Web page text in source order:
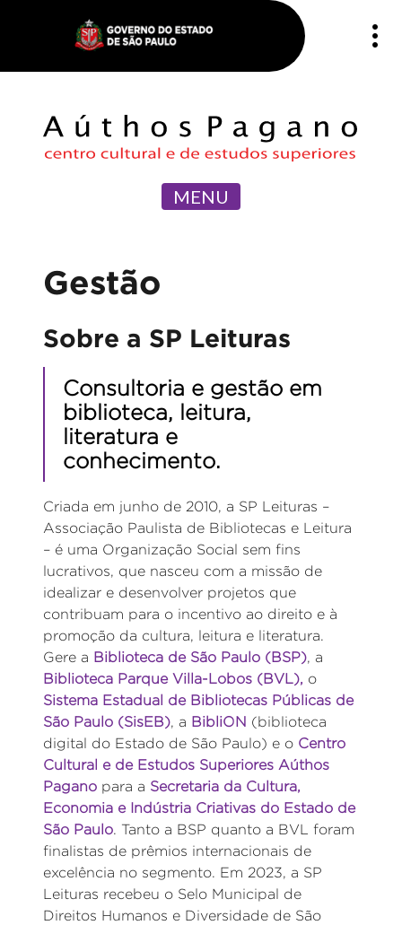
MENU
Gestão
Sobre a SP Leituras
Consultoria e gestão em
biblioteca, leitura,
literatura e
conhecimento.
Criada em junho de 2010, a SP Leituras –
Associação Paulista de Bibliotecas e Leitura
– é uma Organização Social sem fins
lucrativos, que nasceu com a missão de
idealizar e desenvolver projetos que
contribuam para o incentivo ao direito e à
promoção da cultura, leitura e literatura.
Gere a Biblioteca de São Paulo (BSP), a
Biblioteca Parque Villa-Lobos (BVL), o
Sistema Estadual de Bibliotecas Públicas de
São Paulo (SisEB), a BibliON (biblioteca
digital do Estado de São Paulo) e o Centro
Cultural e de Estudos Superiores Aúthos
Pagano para a Secretaria da Cultura,
Economia e Indústria Criativas do Estado de
São Paulo. Tanto a BSP quanto a BVL foram
finalistas de prêmios internacionais de
excelência no segmento. Em 2023, a SP
Leituras recebeu o Selo Municipal de
Direitos Humanos e Diversidade de São